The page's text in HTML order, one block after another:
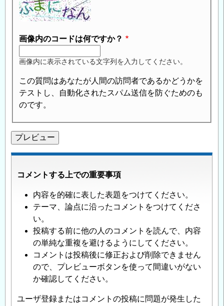
画像内のコードは何ですか？
画像内に表示されている文字列を入力してください。
この質問はあなたが人間の訪問者であるかどうかを
テストし、自動化されたスパム送信を防ぐためのも
のです。
コメントする上での重要事項
内容を的確に表した表題をつけてください。
テーマ、論点に沿ったコメントをつけてくださ
い。
投稿する前に他の人のコメントを読んで、内容
の単純な重複を避けるようにしてください。
コメントは投稿後に修正および削除できません
ので、プレビューボタンを使って間違いがない
か確認してください。
ユーザ登録またはコメントの投稿に問題が発生した